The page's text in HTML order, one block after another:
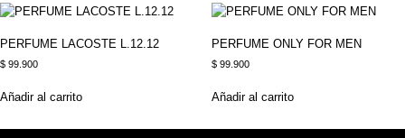
PERFUME LACOSTE L.12.12
$ 99.900
Añadir al carrito
PERFUME ONLY FOR MEN
$ 99.900
Añadir al carrito